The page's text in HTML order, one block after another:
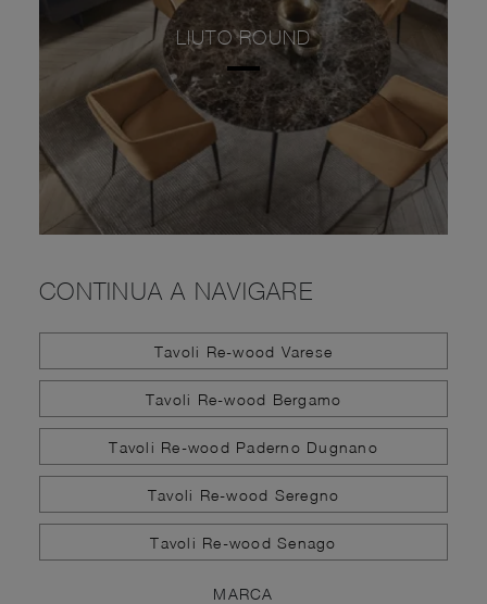
LIUTO ROUND
CONTINUA A NAVIGARE
Tavoli Re-wood Varese
Tavoli Re-wood Bergamo
Tavoli Re-wood Paderno Dugnano
Tavoli Re-wood Seregno
Tavoli Re-wood Senago
MARCA